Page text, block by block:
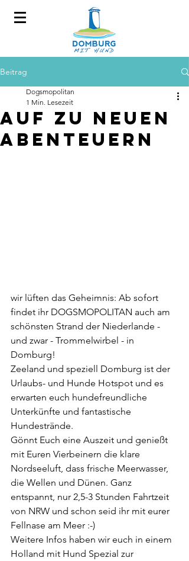
Beitrag
Auf zu neuen
Abenteuern
Dogsmopolitan
1 Min. Lesezeit
wir lüften das Geheimnis: Ab sofort
findet ihr DOGSMOPOLITAN auch am
schönsten Strand der Niederlande -
und zwar - Trommelwirbel - in
Domburg!
Zeeland und speziell Domburg ist der
Urlaubs- und Hunde Hotspot und es
erwarten euch hundefreundliche
Unterkünfte und fantastische
Hundestrände.
Gönnt Euch eine Auszeit und genießt
mit Euren Vierbeinern die klare
Nordseeluft, dass frische Meerwasser,
die Wellen und Dünen. Ganz
entspannt, nur 2,5-3 Stunden Fahrtzeit
von NRW und schon seid ihr mit eurer
Fellnase am Meer :-)
Weitere Infos haben wir euch in einem
Holland mit Hund Spezial zur